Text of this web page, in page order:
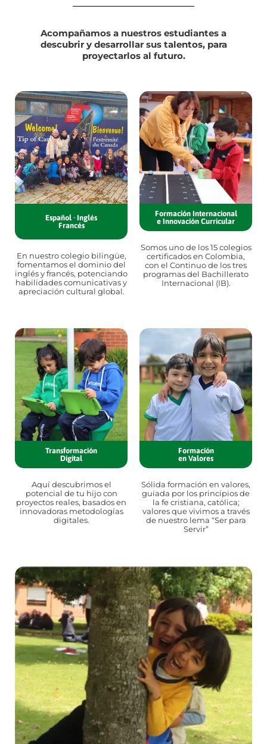
Acompañamos a nuestros estudiantes a
descubrir y desarrollar sus talentos, para
proyectarlos al futuro.
Español · Inglés
Francés
En nuestro colegio bilingüe,
fomentamos el dominio del
inglés y francés, potenciando
habilidades comunicativas y
apreciación cultural global.
Formación Internacional
e Innovación Curricular
Somos uno de los 15 colegios
certificados en Colombia,
con el Continuo de los tres
programas del Bachillerato
Internacional (IB).
Transformación
Digital
Aquí descubrimos el
potencial de tu hijo con
proyectos reales, basados en
innovadoras metodologías
digitales.
Formación
en Valores
Sólida formación en valores,
guiada por los principios de
la fe cristiana, católica;
valores que vivimos a través
de nuestro lema “Ser para
Servir”